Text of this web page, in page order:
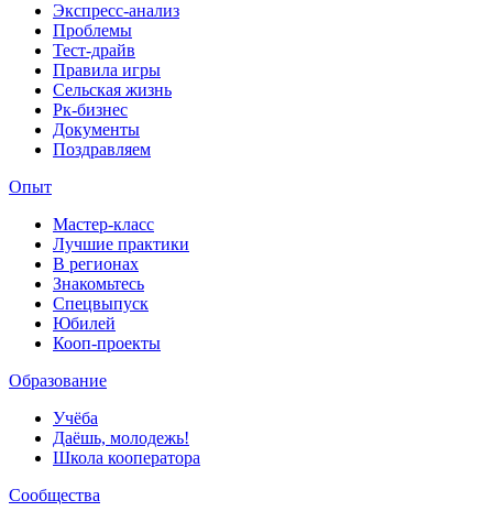
Экспресс-анализ
Проблемы
Тест-драйв
Правила игры
Сельская жизнь
Рк-бизнес
Документы
Поздравляем
Опыт
Мастер-класс
Лучшие практики
В регионах
Знакомьтесь
Спецвыпуск
Юбилей
Кооп-проекты
Образование
Учёба
Даёшь, молодежь!
Школа кооператора
Сообщества